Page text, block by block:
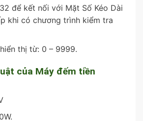
để kết nối với Mặt Số Kéo Dài
khi có chương trình kiểm tra
thị từ: 0 – 9999.
của Máy đếm tiền